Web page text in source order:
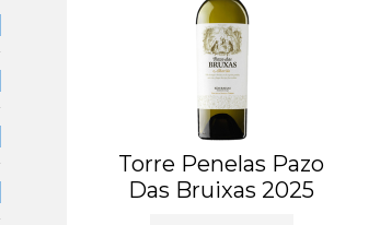
Torre Penelas Pazo
Das Bruixas 2025